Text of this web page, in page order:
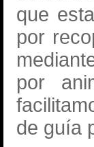
que
por
por
de guía